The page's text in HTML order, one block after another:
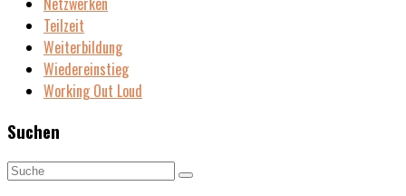
Teilzeit
Weiterbildung
Wiedereinstieg
Working Out Loud
Suchen